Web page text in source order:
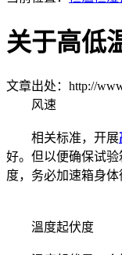
关于高低
文章出处：http://
风速
相关标准，开展
好。但以便确保试
度，务必加速箱身
溫度起伏度